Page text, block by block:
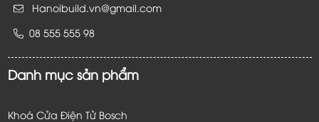
Hanoibuild.vn@gmail.com
08 555 555 98
Danh mục sản phẩm
Khoá Cửa Điện Tử Bosch